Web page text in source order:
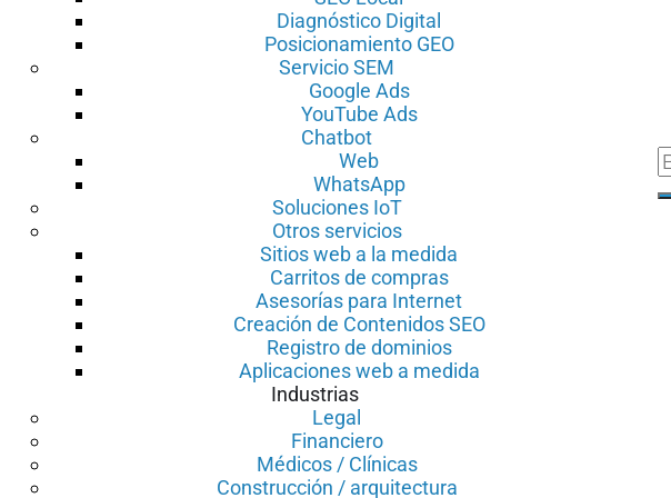
Diagnóstico Digital
Posicionamiento GEO
Servicio SEM
Google Ads
YouTube Ads
Chatbot
Web
WhatsApp
Soluciones IoT
Otros servicios
Sitios web a la medida
Carritos de compras
Asesorías para Internet
Creación de Contenidos SEO
Registro de dominios
Aplicaciones web a medida
Industrias
Legal
Financiero
Médicos / Clínicas
Construcción / arquitectura